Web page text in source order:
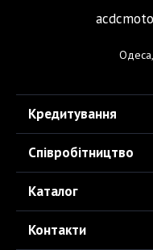
Кредитування
Співробітництво
Каталог
Контакти